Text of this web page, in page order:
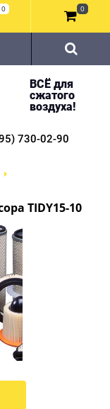
ВСЁ для
сжатого
воздуха!
730-02-90
TIDY15-10
0 0